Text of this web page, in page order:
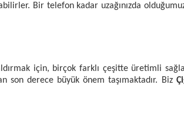
Bir telefon kadar uzağınızda
için, birçok farklı çeşitte üretimli
son derece büyük önem taşımaktadır. Biz